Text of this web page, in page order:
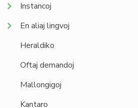
Instancoj
En aliaj lingvoj
Heraldiko
Oftaj demandoj
Mallongigoj
Kantaro